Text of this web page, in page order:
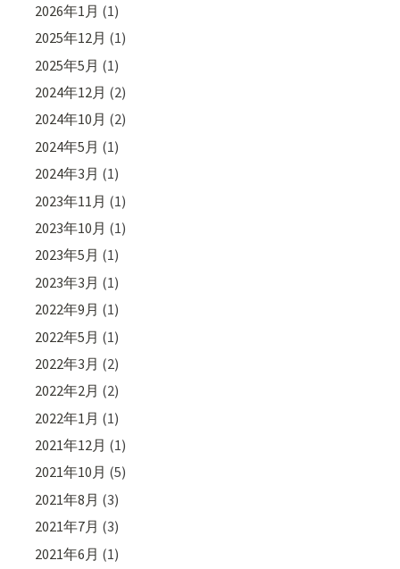
2026年1月 (1)
2025年12月 (1)
2025年5月 (1)
2024年12月 (2)
2024年10月 (2)
2024年5月 (1)
2024年3月 (1)
2023年11月 (1)
2023年10月 (1)
2023年5月 (1)
2023年3月 (1)
2022年9月 (1)
2022年5月 (1)
2022年3月 (2)
2022年2月 (2)
2022年1月 (1)
2021年12月 (1)
2021年10月 (5)
2021年8月 (3)
2021年7月 (3)
2021年6月 (1)